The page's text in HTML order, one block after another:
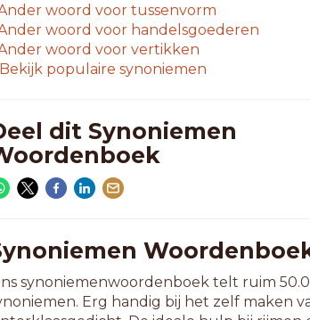
woord voortussenvorm
woord voorhandelsgoederen
woord voorvertikken
Bekijk populaire synoniemen
dit Synoniemen
synoniemenwoordenboek telt ruim
Erg handig bij het zelf maken